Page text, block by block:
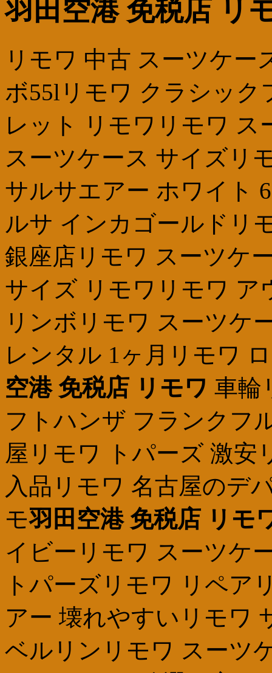
羽田空港 免税店 リ
リモワ 中古 スーツケー
ボ55lリモワ クラシック
レット リモワリモワ
スーツケース サイズリ
サルサエアー ホワイト
ルサ インカゴールドリ
銀座店リモワ スーツケ
サイズ リモワリモワ ア
リンボリモワ スーツケ
レンタル 1ヶ月リモワ
空港 免税店 リモワ 車輪
フトハンザ フランクフ
屋リモワ トパーズ 激安
入品リモワ 名古屋のデ
モ羽田空港 免税店 リモ
イビーリモワ スーツケ
トパーズリモワ リペア
アー 壊れやすいリモワ
ベルリンリモワ スーツ